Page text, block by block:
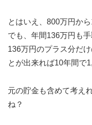
とはいえ、800万円か
でも、年間136万円も
136万円のプラス分だ
とが出来れば10年間で
元の貯金も含めて考え
ね？